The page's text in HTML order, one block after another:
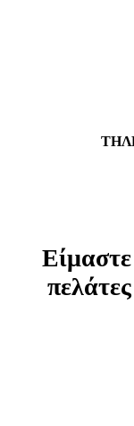
Είμαστε
πελάτες